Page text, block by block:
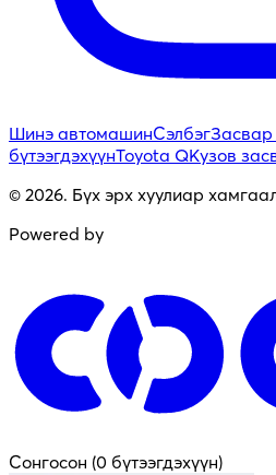
Шинэ автомашинСэлбэгЗасвар
бүтээгдэхүүнToyota QКузов
© 2026. Бүх эрх хуулиар
Powered by
Сонгосон (0 бүтээгдэхүүн)